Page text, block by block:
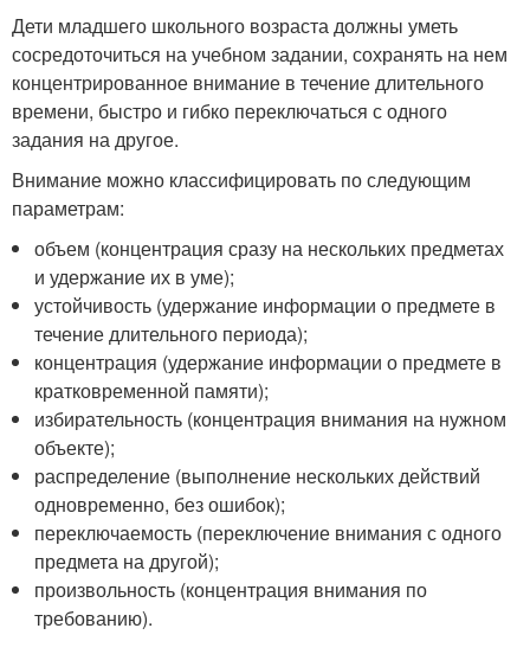
Дети младшего школьного возраста должны уметь
сосредоточиться на учебном задании, сохранять на нем
концентрированное внимание в течение длительного
времени, быстро и гибко переключаться с одного
задания на другое.
Внимание можно классифицировать по следующим
параметрам:
объем (концентрация сразу на нескольких предметах
и удержание их в уме);
устойчивость (удержание информации о предмете в
течение длительного периода);
концентрация (удержание информации о предмете в
кратковременной памяти);
избирательность (концентрация внимания на нужном
объекте);
распределение (выполнение нескольких действий
одновременно, без ошибок);
переключаемость (переключение внимания с одного
предмета на другой);
произвольность (концентрация внимания по
требованию).